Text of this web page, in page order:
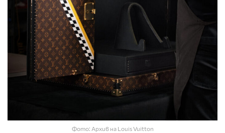
Фото: Архив на Louis Vuitton